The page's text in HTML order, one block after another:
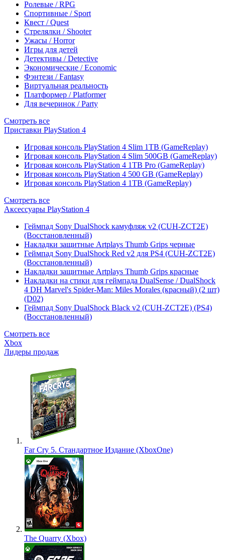
Ролевые / RPG
Спортивные / Sport
Квест / Quest
Стрелялки / Shooter
Ужасы / Horror
Игры для детей
Детективы / Detective
Экономические / Economic
Фэнтези / Fantasy
Виртуальная реальность
Платформер / Platformer
Для вечеринок / Party
Смотреть все
Приставки PlayStation 4
Игровая консоль PlayStation 4 Slim 1TB (GameReplay)
Игровая консоль PlayStation 4 Slim 500GB (GameReplay)
Игровая консоль PlayStation 4 1TB Pro (GameReplay)
Игровая консоль PlayStation 4 500 GB (GameReplay)
Игровая консоль PlayStation 4 1TB (GameReplay)
Смотреть все
Аксессуары PlayStation 4
Геймпад Sony DualShock камуфляж v2 (CUH-ZCT2E)
(Восстановленный)
Накладки защитные Artplays Thumb Grips черные
Геймпад Sony DualShock Red v2 для PS4 (CUH-ZCT2E)
(Восстановленный)
Накладки защитные Artplays Thumb Grips красные
Накладки на стики для геймпада DualSense / DualShock
4 DH Marvel's Spider-Man: Miles Morales (красный) (2 шт)
(D02)
Геймпад Sony DualShock Black v2 (CUH-ZCT2E) (PS4)
(Восстановленный)
Смотреть все
Xbox
Лидеры продаж
Far Cry 5. Стандартное Издание (XboxOne)
The Quarry (Xbox)